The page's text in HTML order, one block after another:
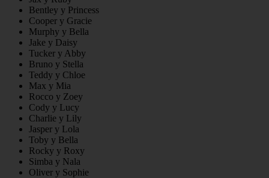
Bentley y Princess
Cooper y Gracie
Murphy y Bella
Jake y Daisy
Tucker y Abby
Bruno y Stella
Teddy y Chloe
Max y Mia
Rocco y Zoey
Cody y Lucy
Charlie y Lily
Jasper y Lola
Toby y Bella
Rocky y Roxy
Simba y Nala
Oliver y Sophie